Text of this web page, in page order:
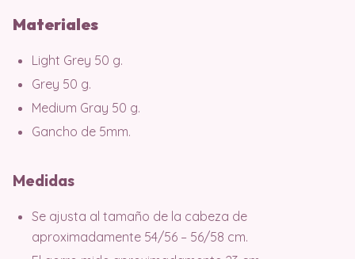
Materiales
Light Grey 50 g.
Grey 50 g.
Medium Gray 50 g.
Gancho de 5mm.
Medidas
Se ajusta al tamaño de la cabeza de
aproximadamente 54/56 – 56/58 cm.